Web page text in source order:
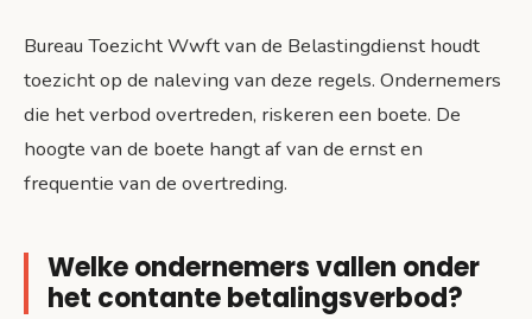
Bureau Toezicht Wwft van de Belastingdienst houdt
toezicht op de naleving van deze regels. Ondernemers
die het verbod overtreden, riskeren een boete. De
hoogte van de boete hangt af van de ernst en
frequentie van de overtreding.
Welke ondernemers vallen onder
het contante betalingsverbod?